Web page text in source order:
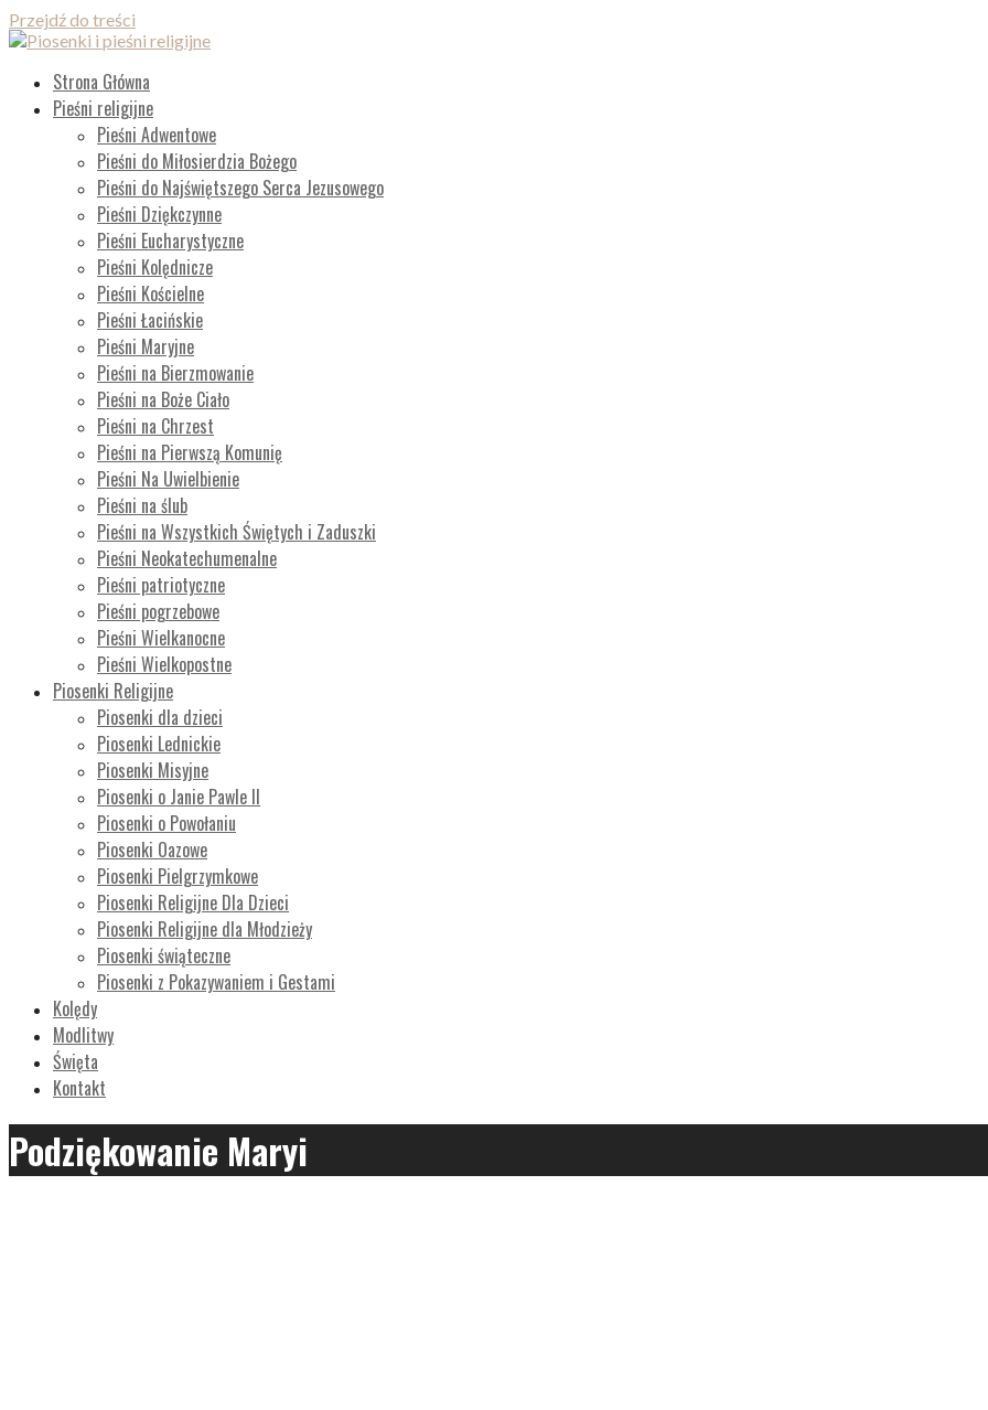
Przejdź do treści
Strona Główna
Pieśni religijne
Pieśni Adwentowe
Pieśni do Miłosierdzia Bożego
Pieśni do Najświętszego Serca Jezusowego
Pieśni Dziękczynne
Pieśni Eucharystyczne
Pieśni Kolędnicze
Pieśni Kościelne
Pieśni Łacińskie
Pieśni Maryjne
Pieśni na Bierzmowanie
Pieśni na Boże Ciało
Pieśni na Chrzest
Pieśni na Pierwszą Komunię
Pieśni Na Uwielbienie
Pieśni na ślub
Pieśni na Wszystkich Świętych i Zaduszki
Pieśni Neokatechumenalne
Pieśni patriotyczne
Pieśni pogrzebowe
Pieśni Wielkanocne
Pieśni Wielkopostne
Piosenki Religijne
Piosenki dla dzieci
Piosenki Lednickie
Piosenki Misyjne
Piosenki o Janie Pawle II
Piosenki o Powołaniu
Piosenki Oazowe
Piosenki Pielgrzymkowe
Piosenki Religijne Dla Dzieci
Piosenki Religijne dla Młodzieży
Piosenki świąteczne
Piosenki z Pokazywaniem i Gestami
Kolędy
Modlitwy
Święta
Kontakt
Podziękowanie Maryi